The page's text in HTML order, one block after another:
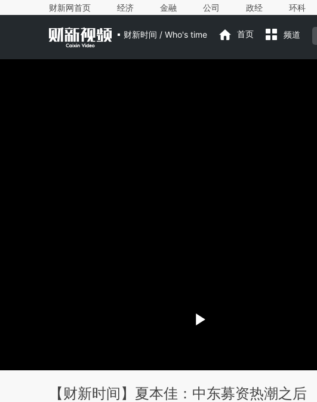
财新网首页 经济 金融 公司 政经 环科
财新时间 / Who's time 首页 频道
【财新时间】夏本佳：中东募资热潮之后